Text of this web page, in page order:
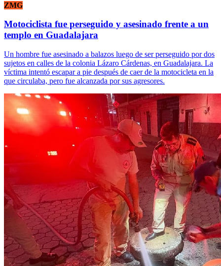
ZMG
Motociclista fue perseguido y asesinado frente a un
templo en Guadalajara
Un hombre fue asesinado a balazos luego de ser perseguido por dos
sujetos en calles de la colonia Lázaro Cárdenas, en Guadalajara. La
víctima intentó escapar a pie después de caer de la motocicleta en la
que circulaba, pero fue alcanzada por sus agresores.